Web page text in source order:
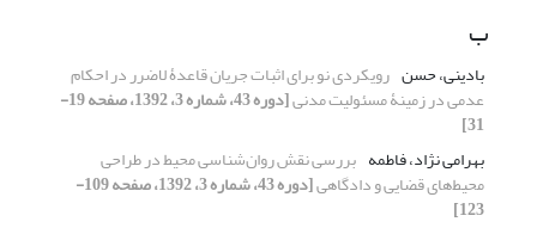
ب
بادینی، حسن رویکردی نو برای اثبات جریان قاعدۀ لاضرر در احکام
عدمی در زمینۀ مسئولیت مدنی [دوره 43، شماره 3، 1392، صفحه 19-
31]
بهرامی نژاد، فاطمه بررسی نقش روان‌شناسی محیط در طراحی
محیط‌های قضایی و دادگاهی [دوره 43، شماره 3، 1392، صفحه 109-
123]